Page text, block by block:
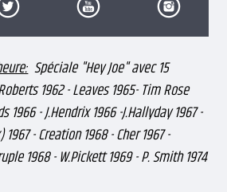
Spéciale "Hey Joe" avec 15
- Leaves 1965- Tim Rose
1966 - J.Hendrix 1966 -J.Hallyday 1967 -
- Creation 1968 - Cher 1967 -
1968 - W.Pickett 1969 - P. Smith 1974